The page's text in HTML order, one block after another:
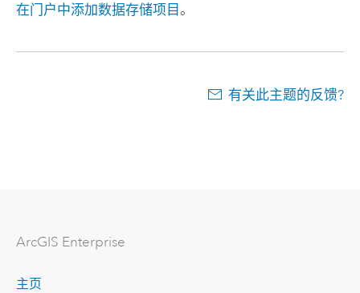
在门户中添加数据存储项目 。
有关此主题的反馈?
ArcGIS Enterprise
主页